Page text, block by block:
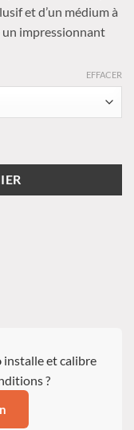
et d’un médium à
impressionnant
EFFACER
installe et calibre
?